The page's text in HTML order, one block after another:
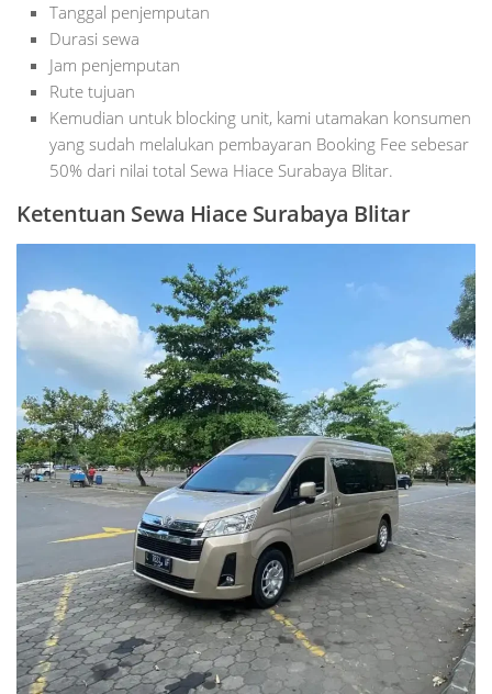
Tanggal penjemputan
Durasi sewa
Jam penjemputan
Rute tujuan
Kemudian untuk blocking unit, kami utamakan konsumen
yang sudah melalukan pembayaran Booking Fee sebesar
50% dari nilai total Sewa Hiace Surabaya Blitar.
Ketentuan Sewa Hiace Surabaya Blitar